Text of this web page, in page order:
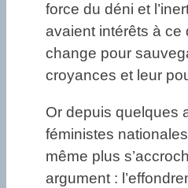
force du déni et
avaient intérêts à ce
change pour
croyances et leur
Or depuis quelques
féministes
même plus
argument :